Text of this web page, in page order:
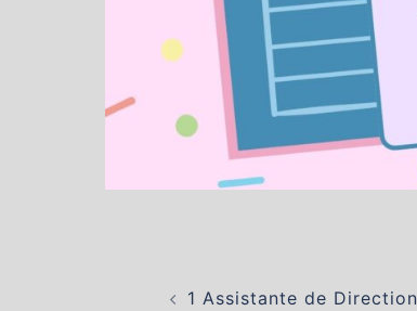
d’article 1 Assistante de Direction